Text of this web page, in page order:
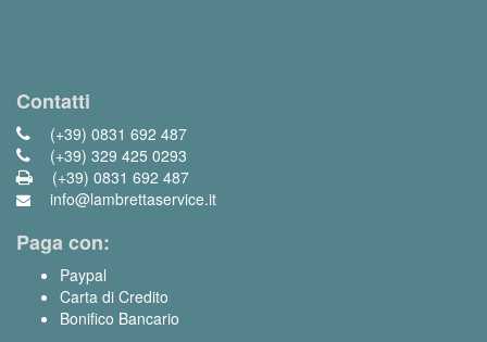
Contatti
(+39) 0831 692 487
(+39) 329 425 0293
(+39) 0831 692 487
info@lambrettaservice.it
Paga con:
Paypal
Carta di Credito
Bonifico Bancario